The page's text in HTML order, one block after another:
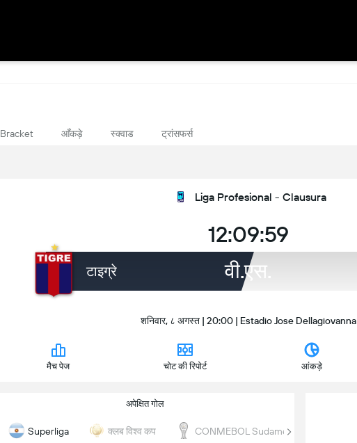
Bracket आँकड़े स्क्वाड ट्रांसफर्स
Liga Profesional - Clausura
12:09:59
टाइग्रे वी.एस.
शनिवार, ८ अगस्त | 20:00 | Estadio Jose Dellagiovanna
मैच पेज चोट की रिपोर्ट आंकड़े
अपेक्षित गोल
Superliga क्लब विश्व कप CONMEBOL Sudamericana